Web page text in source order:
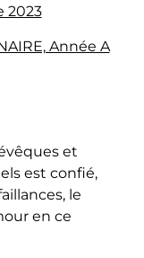
2023
Année A
et
est confié,
le
en ce